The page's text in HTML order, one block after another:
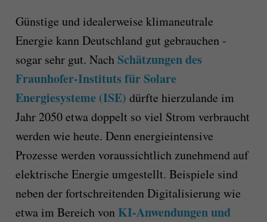
Günstige und idealerweise klimaneutrale
Energie kann Deutschland gut gebrauchen -
sogar sehr gut. NachSchätzungen des
Fraunhofer-Instituts für Solare
Energiesysteme (ISE) dürfte hierzulande im
Jahr 2050 etwa doppelt so viel Strom verbraucht
werden wie heute. Denn energieintensive
Prozesse werden voraussichtlich zunehmend auf
elektrische Energie umgestellt. Beispiele sind
neben der fortschreitenden Digitalisierung wie
etwa im Bereich von KI-Anwendungen und